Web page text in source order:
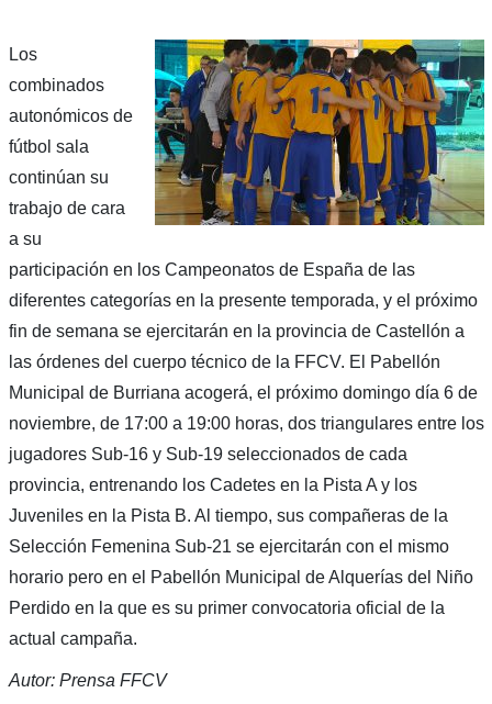
Los
combinados
autonómicos de
fútbol sala
continúan su
trabajo de cara
a su
participación en los Campeonatos de España de las
diferentes categorías en la presente temporada, y el próximo
fin de semana se ejercitarán en la provincia de Castellón a
las órdenes del cuerpo técnico de la FFCV. El Pabellón
Municipal de Burriana acogerá, el próximo domingo día 6 de
noviembre, de 17:00 a 19:00 horas, dos triangulares entre los
jugadores Sub-16 y Sub-19 seleccionados de cada
provincia, entrenando los Cadetes en la Pista A y los
Juveniles en la Pista B. Al tiempo, sus compañeras de la
Selección Femenina Sub-21 se ejercitarán con el mismo
horario pero en el Pabellón Municipal de Alquerías del Niño
Perdido en la que es su primer convocatoria oficial de la
actual campaña.
Autor: Prensa FFCV